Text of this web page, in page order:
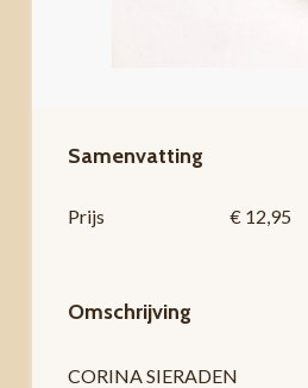
Samenvatting
Prijs € 12,95
Omschrijving
CORINA SIERADEN